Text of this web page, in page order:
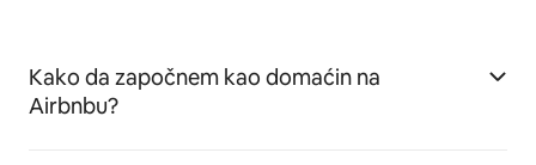
Kako da započnem kao domaćin na
Airbnbu?